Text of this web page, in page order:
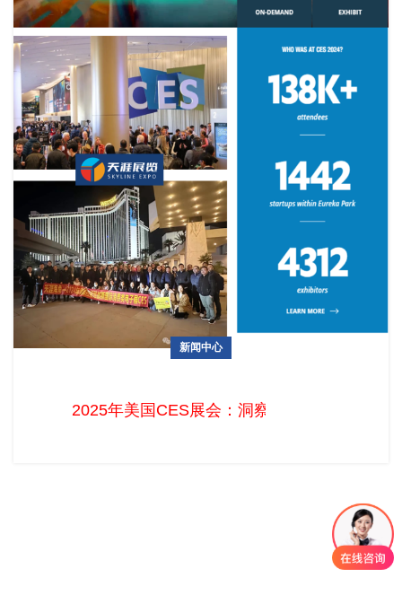
新闻中心
2025年美国CES展会：洞察科技创新与消费